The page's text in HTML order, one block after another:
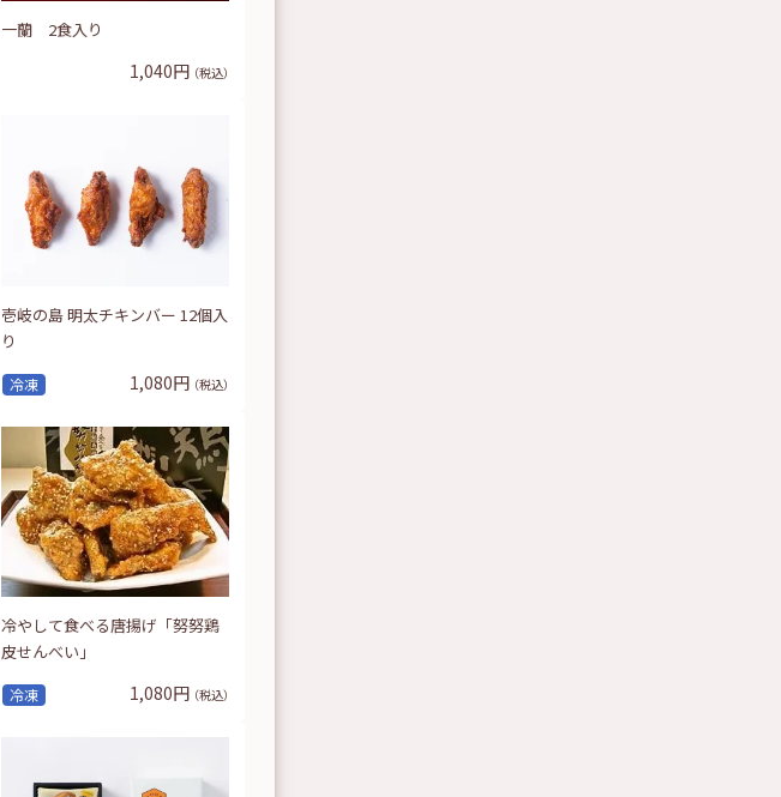
一蘭 2食入り
1,040円 （税込）
冷凍
壱岐の島 明太チキンバー 12個入
り
1,080円 （税込）
冷凍
冷やして食べる唐揚げ「努努鶏
皮せんべい」
1,080円 （税込）